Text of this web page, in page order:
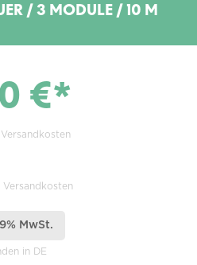
/ 3 MODULE / 10 M
€*
Versandkosten
MwSt.
in DE